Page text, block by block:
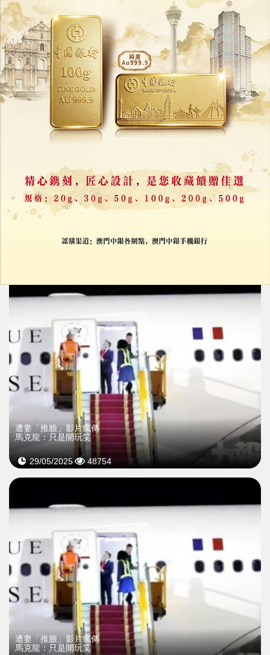
美網紅稱法國第一夫人是男的
馬克龍跨海提告
14/08/2025 53144
美網紅稱法國第一夫人是男的
遭妻「推臉」影片瘋傳
馬克龍：只是開玩笑
29/05/2025 48754
遭妻「推臉」影片瘋傳
馬克龍：只是開玩笑